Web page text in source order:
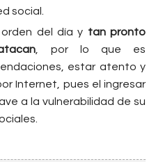
social.
del día y tan pronto
, por lo que es
estar atento y
Internet, pues el ingresar
a la vulnerabilidad de su